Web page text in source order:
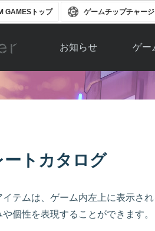
GAMESトップ ゲームチップチャージ
お知らせ
お知らせ一覧
運営通信
ゲー
ソウ
アップ
ートカタログ
イテムは、ゲーム内左上に表示さ
個性を表現することができます。